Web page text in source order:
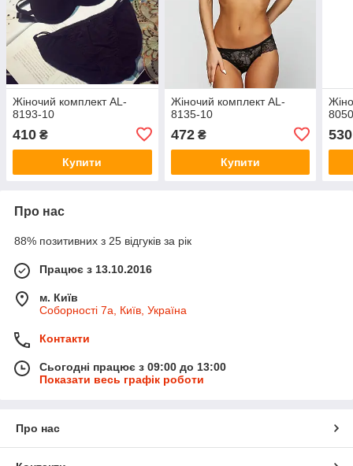
Жіночий комплект AL-
8193-10
410 ₴
Купити
Жіночий комплект AL-
8135-10
472₴
Купити
530
Про нас
88% позитивних з 25 відгуків за рік
Працює з 13.10.2016
м. Київ
Соборності 7а, Київ, Україна
Контакти
Сьогодні працює з 09:00 до 13:00
Показати весь графік роботи
Про нас